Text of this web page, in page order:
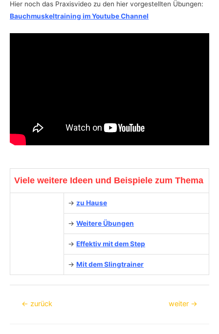
Hier noch das Praxisvideo zu den hier vorgestellten Übungen:
Bauchmuskeltraining im Youtube Channel
Viele weitere Ideen und Beispiele zum Thema
→ zu Hause
→ Weitere Übungen
→ Effektiv mit dem Step
→ Mit dem Slingtrainer
Beitragsnavigation
← zurück weiter →